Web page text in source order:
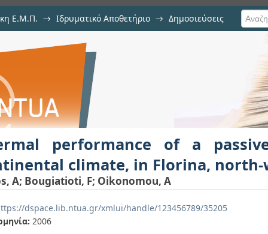
Ε.Μ.Π. → Ιδρυματικό Αποθετήριο → Δημοσιεύσεις
of a passive solar house for
Greece
performance of a
climate, in Florina, north-
A; Bougiatioti, F; Oikonomou, A
dspace.lib.ntua.gr/xmlui/handle/123456789/35205
2006